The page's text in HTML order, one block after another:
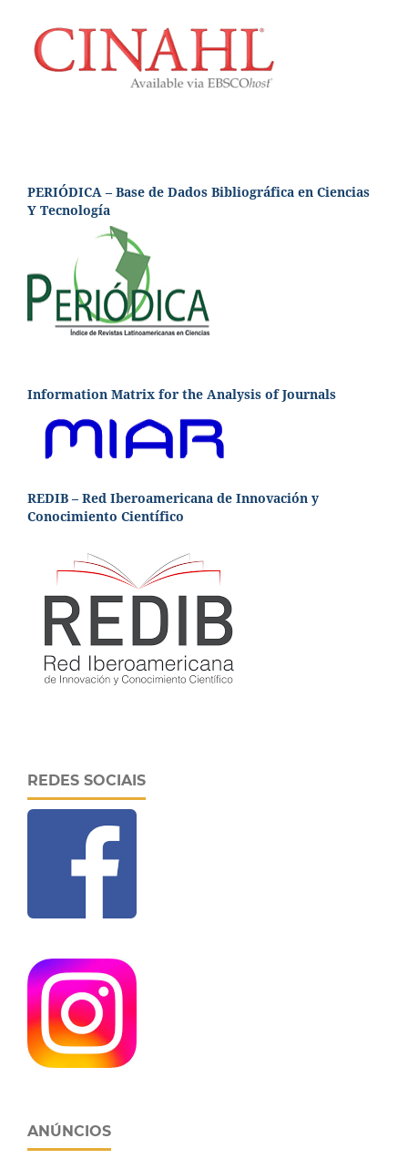
PERIÓDICA – Base de Dados Bibliográfica en Ciencias
Y Tecnología
Information Matrix for the Analysis of Journals
REDIB – Red Iberoamericana de Innovación y
Conocimiento Científico
REDES SOCIAIS
ANÚNCIOS